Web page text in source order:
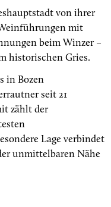
von ihrer
mit
beim Winzer –
historischen Gries.
in Bozen
seit 21
zählt der
Lage verbindet
unmittelbaren Nähe